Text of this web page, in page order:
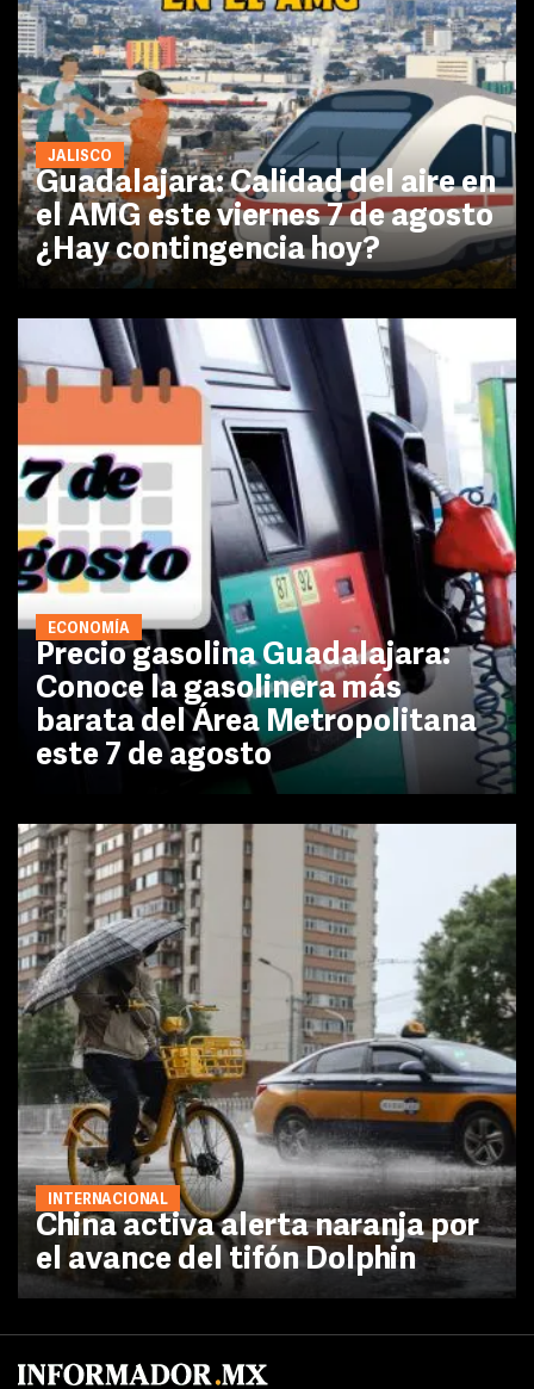
JALISCO
Guadalajara: Calidad del aire en
el AMG este viernes 7 de agosto
¿Hay contingencia hoy?
ECONOMÍA
Precio gasolina Guadalajara:
Conoce la gasolinera más
barata del Área Metropolitana
este 7 de agosto
INTERNACIONAL
China activa alerta naranja por
el avance del tifón Dolphin